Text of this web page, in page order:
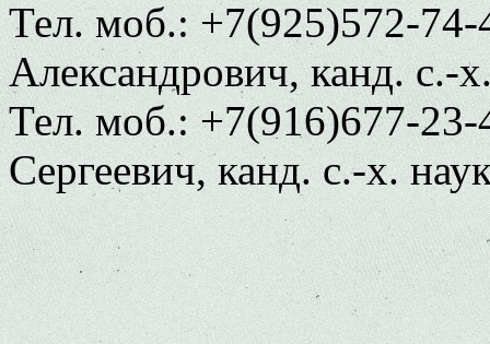
Тел. моб.: +7(925)572-74-
Александрович, канд. с.-
Тел. моб.: +7(916)677-
Сергеевич, канд. с.-х.